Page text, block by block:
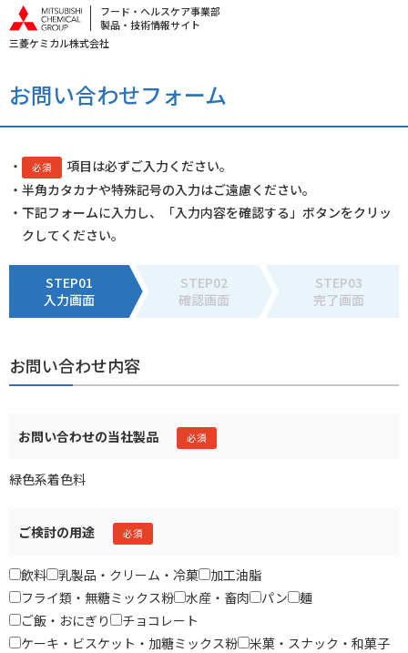
フード・ヘルスケア事業部
製品・技術情報サイト
三菱ケミカル株式会社
お問い合わせフォーム
・ 必須
項目は必ずご入力ください。
・半角カタカナや特殊記号の入力はご遠慮ください。
・下記フォームに入力し、「入力内容を確認する」ボタンをクリッ
クしてください。
STEP01
入力画面
STEP02
確認画面
STEP03
完了画面
お問い合わせ内容
お問い合わせの当社製品
緑色系着色料
ご検討の用途
飲料 乳製品・クリーム・冷菓
加工油脂
フライ類・無糖ミックス粉
水産・畜肉 パン
麺
ご飯・おにぎり
チョコレート
ケーキ・ビスケット・加糖ミックス粉
米菓・スナック・和菓子